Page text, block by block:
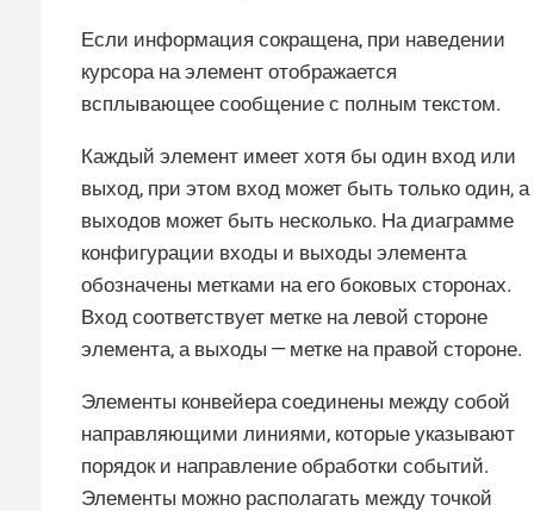
Если информация сокращена, при наведении
курсора на элемент отображается
всплывающее сообщение с полным текстом.
Каждый элемент имеет хотя бы один вход или
выход, при этом вход может быть только один, а
выходов может быть несколько. На диаграмме
конфигурации входы и выходы элемента
обозначены метками на его боковых сторонах.
Вход соответствует метке на левой стороне
элемента, а выходы — метке на правой стороне.
Элементы конвейера соединены между собой
направляющими линиями, которые указывают
порядок и направление обработки событий.
Элементы можно располагать между точкой